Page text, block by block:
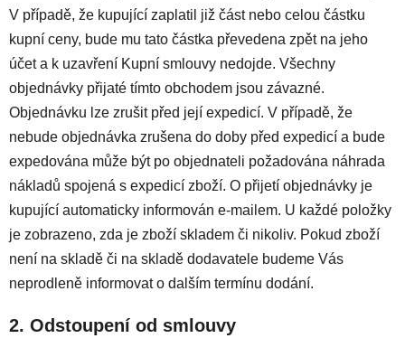
V případě, že kupující zaplatil již část nebo celou částku
kupní ceny, bude mu tato částka převedena zpět na jeho
účet a k uzavření Kupní smlouvy nedojde. Všechny
objednávky přijaté tímto obchodem jsou závazné.
Objednávku lze zrušit před její expedicí. V případě, že
nebude objednávka zrušena do doby před expedicí a bude
expedována může být po objednateli požadována náhrada
nákladů spojená s expedicí zboží. O přijetí objednávky je
kupující automaticky informován e-mailem. U každé položky
je zobrazeno, zda je zboží skladem či nikoliv. Pokud zboží
není na skladě či na skladě dodavatele budeme Vás
neprodleně informovat o dalším termínu dodání.
2. Odstoupení od smlouvy